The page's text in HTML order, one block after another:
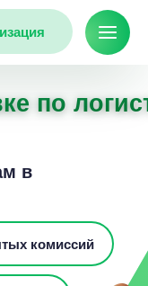
по
в
комиссий